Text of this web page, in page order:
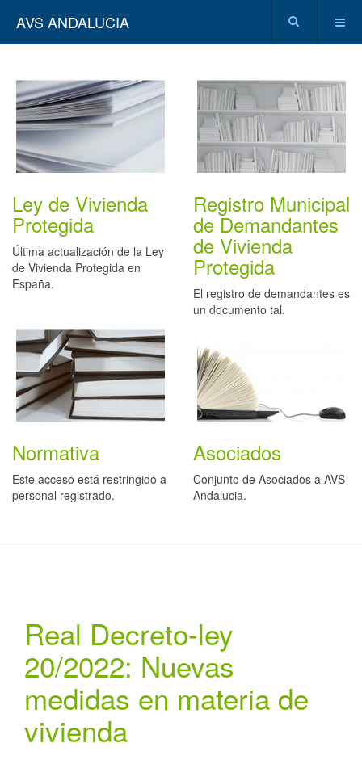
AVS ANDALUCIA
Ley de Vivienda
Protegida
Última actualización de la Ley
de Vivienda Protegida en
España.
Registro Municipal
de Demandantes
de Vivienda
Protegida
El registro de demandantes es
un documento tal.
Normativa
Este acceso está restringido a
personal registrado.
Asociados
Conjunto de Asociados a AVS
Andalucia.
Real Decreto-ley
20/2022: Nuevas
medidas en materia de
vivienda